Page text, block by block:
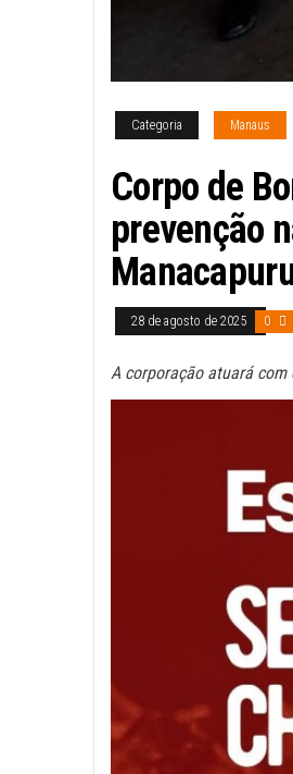
Categoria Manaus
Corpo de
prevenção
28 de agosto de 2025 0
A corporação atuará